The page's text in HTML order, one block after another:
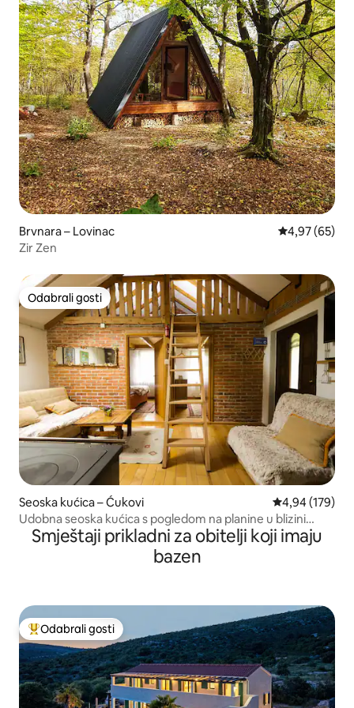
Brvnara – Lovinac Prosječna
4,97 (65)
Zir Zen
Odabrali gosti
Odabrali gosti
Seoska kućica – Ćukovi Prosječna
4,94 (179)
Udobna seoska kućica s pogledom na planine u blizini
nacionalnog parka Una
Smještaji prikladni za obitelji koji imaju
bazen
Među najviše rangiranima s oznakom „Odabrali gosti”
Odabrali gosti